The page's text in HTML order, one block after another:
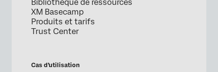
Bibliothèque de ressources
XM Basecamp
Produits et tarifs
Trust Center
Cas d’utilisation